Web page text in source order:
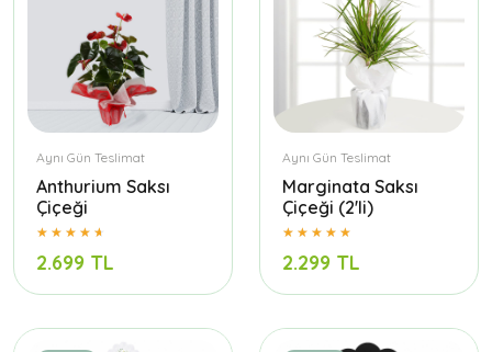
Aynı Gün Teslimat
Anthurium Saksı
Çiçeği
2.699 TL
Aynı Gün Teslimat
Marginata Saksı
Çiçeği (2'li)
2.299 TL